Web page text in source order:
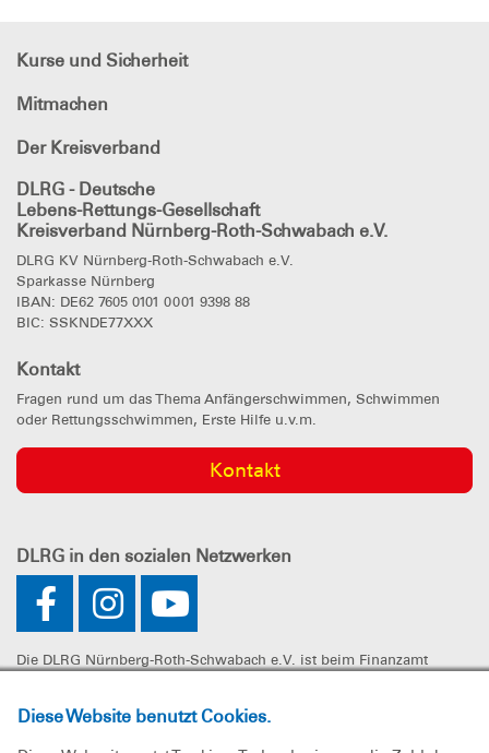
Diese Website benutzt Cookies.
Kurse und Sicherheit
Mitmachen
Der Kreisverband
DLRG - Deutsche
Lebens-Rettungs-Gesellschaft
Kreisverband Nürnberg-Roth-Schwabach e.V.
DLRG KV Nürnberg-Roth-Schwabach e.V.
Sparkasse Nürnberg
IBAN: DE62 7605 0101 0001 9398 88
BIC: SSKNDE77XXX
Kontakt
Fragen rund um das Thema Anfängerschwimmen, Schwimmen
oder Rettungsschwimmen, Erste Hilfe u.v.m.
Kontakt
DLRG in den sozialen Netzwerken
Die DLRG Nürnberg-Roth-Schwabach e.V. ist beim Finanzamt
gemacht werden.